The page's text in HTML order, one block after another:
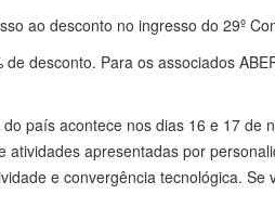
ao desconto no ingresso do 29º
desconto. Para os associados
país acontece nos dias 16 e 17
atividades apresentadas por
e convergência tecnológica.